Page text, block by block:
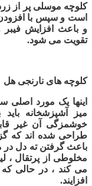
کلوچه موسلیپر از
است و سپس با
و باعث افزایش فیبر
تقویت می شود.
کلوچه های نارنجی هل
اینها یک مورد
میز آشپزشخانه
خوشمزگی آن غیر
طراحی شده اند که
باعث گرفتن ته دل در
مخلوطی از پرتقال ،
می کند ، در حالی
افزایند.